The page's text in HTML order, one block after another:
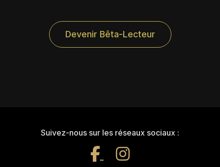
Devenir Bêta-Lecteur
Suivez-nous sur les réseaux sociaux :